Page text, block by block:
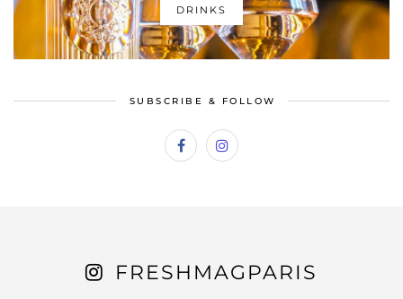
DRINKS
SUBSCRIBE & FOLLOW
FRESHMAGPARIS